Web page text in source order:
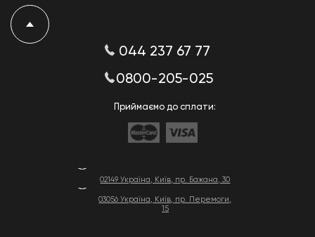
02149 Україна, Київ, пр. Бажана, 30
03056 Україна, Київ, пр. Перемоги,
15
044 237 67 77
0800-205-025
Приймаємо до сплати: